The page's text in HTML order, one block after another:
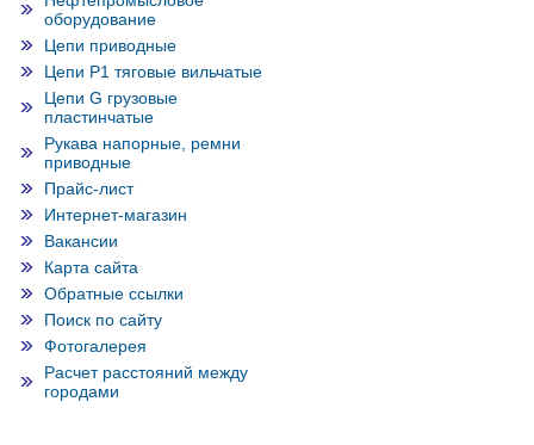
оборудование
Цепи приводные
Цепи Р1 тяговые вильчатые
Цепи G грузовые
пластинчатые
Рукава напорные, ремни
приводные
Прайс-лист
Интернет-магазин
Вакансии
Карта сайта
Обратные ссылки
Поиск по сайту
Фотогалерея
Расчет расстояний между
городами